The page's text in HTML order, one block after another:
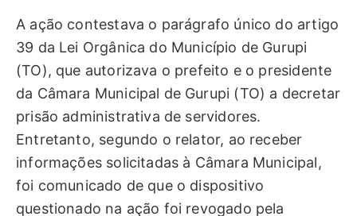
A ação contestava o parágrafo único do artigo
39 da Lei Orgânica do Município de Gurupi
(TO), que autorizava o prefeito e o presidente
da Câmara Municipal de Gurupi (TO) a decretar
prisão administrativa de servidores.
Entretanto, segundo o relator, ao receber
informações solicitadas à Câmara Municipal,
foi comunicado de que o dispositivo
questionado na ação foi revogado pela